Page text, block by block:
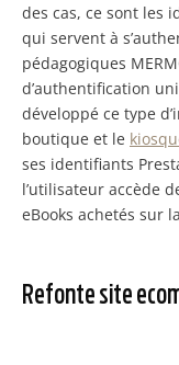
des cas, ce sont les
qui servent à
pédagogiques
d’authentification
développé ce type
boutique et le
ses identifiants
l’utilisateur accède
eBooks achetés sur
Refonte site